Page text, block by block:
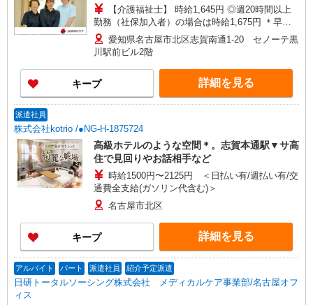
【介護福祉士】 時給1,645円 ◎週20時間以上
勤務（社保加入者）の場合は時給1,675円 ＊早朝
夜間（〜8:00、18:00〜）：時給2,056円〜 ＊日曜
祝日：時給1,945円〜 【実務者研修・初任者研修
（ヘルパー1級・2級）】 時給1,565円 ◎週20時間
以上勤務（社保加入者）の場合は時給1,595円 ＊
早朝夜間（〜8:00、18:00〜）：時給1,956円〜 ＊
日曜祝日：時給1,865円〜 ◎身体介助、生活援助
愛知県名古屋市北区志賀南通1-20 セノーテ黒
川駅前ビル2階
キープ 詳細を見る
派遣社員
株式会社kotrio /●NG-H-1875724
高級ホテルのような空間＊。志賀本通駅▼サ高
住で見回りやお話相手など
時給1500円〜2125円 ＜日払い有/週払い有/交
通費全支給(ガソリン代含む)＞
名古屋市北区
キープ 詳細を見る
アルバイト パート 派遣社員 紹介予定派遣
日研トータルソーシング株式会社 メディカルケア事業部/名古屋オフ
ィス